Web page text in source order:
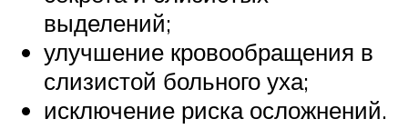
выделений;
улучшение кровообращения в
слизистой больного уха;
исключение риска осложнений.